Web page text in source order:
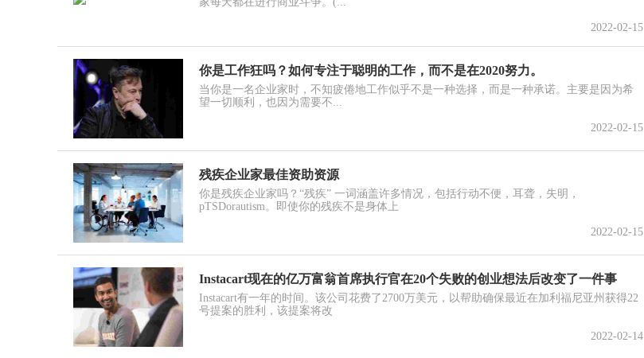
2022-02-15
你是工作狂吗？如何专注于聪明的工作，而不是在2020努力。
当你是一名企业家时，不知疲倦地工作似乎不是一种选择，而是一种承诺。主要是因为希
望一切顺利，也因为需要不...
2022-02-15
残疾企业家最佳资助资源
你是残疾企业家吗？“残疾” 一词涵盖许多情况，包括行动不便，耳聋，失明，
pTSDorautism。即使你的残疾不是身体上
2022-02-15
Instacart现在的亿万富翁首席执行官在20个失败的创业想法后改变了一件事
Instacart有一年的时间。该公司花费了2700万美元，以帮助确保最近在加利福尼亚州获得22
号提案的胜利，该提案将改
2022-02-14